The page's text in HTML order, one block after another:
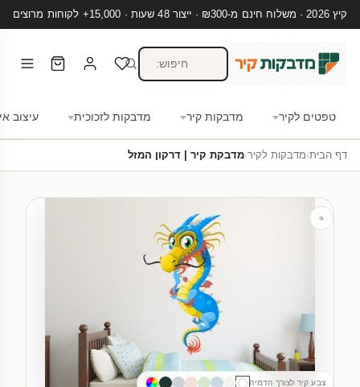
קיץ 2026 · משלוח חינם מ-₪300 · ייצור 48 שעות · 15,000+ לקוחות מרוצים
טפטים לקיר מדבקות קיר מדבקות לזכוכית עיצוב
דף הבית›מדבקות לקיר›מדבקת קיר | דרקון המזל
צבע קיר לצורך הדמיה